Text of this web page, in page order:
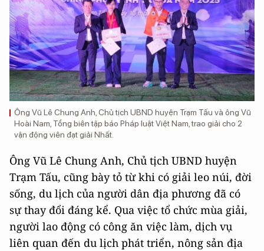
Ông Vũ Lê Chung Anh, Chủ tịch UBND huyện Trạm Tấu và ông Vũ
Hoài Nam, Tổng biên tập báo Pháp luật Việt Nam, trao giải cho 2
vận động viên đạt giải Nhất.
Ông Vũ Lê Chung Anh, Chủ tịch UBND huyện
Trạm Tấu, cũng bày tỏ từ khi có giải leo núi, đời
sống, du lịch của người dân địa phương đã có
sự thay đổi đáng kể. Qua việc tổ chức mùa giải,
người lao động có công ăn việc làm, dịch vụ
liên quan đến du lịch phát triển, nông sản địa